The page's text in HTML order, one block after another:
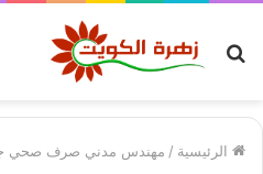
بحث
الرئيسية / مهندس مدني صرف صحي